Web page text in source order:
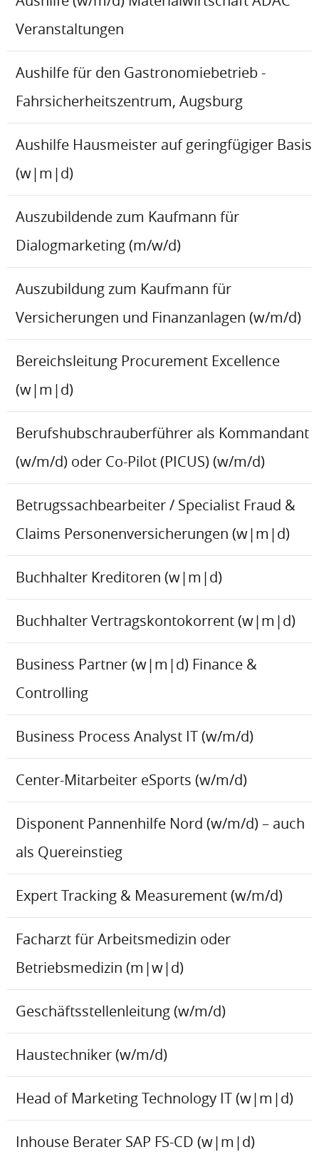
Veranstaltungen
Aushilfe für den Gastronomiebetrieb -
Fahrsicherheitszentrum, Augsburg
Aushilfe Hausmeister auf geringfügiger Basis
(w|m|d)
Auszubildende zum Kaufmann für
Dialogmarketing (m/w/d)
Auszubildung zum Kaufmann für
Versicherungen und Finanzanlagen (w/m/d)
Bereichsleitung Procurement Excellence
(w|m|d)
Berufshubschrauberführer als Kommandant
(w/m/d) oder Co-Pilot (PICUS) (w/m/d)
Betrugssachbearbeiter / Specialist Fraud &
Claims Personenversicherungen (w|m|d)
Buchhalter Kreditoren (w|m|d)
Buchhalter Vertragskontokorrent (w|m|d)
Business Partner (w|m|d) Finance &
Controlling
Business Process Analyst IT (w/m/d)
Center-Mitarbeiter eSports (w/m/d)
Disponent Pannenhilfe Nord (w/m/d) – auch
als Quereinstieg
Expert Tracking & Measurement (w/m/d)
Facharzt für Arbeitsmedizin oder
Betriebsmedizin (m|w|d)
Geschäftsstellenleitung (w/m/d)
Haustechniker (w/m/d)
Head of Marketing Technology IT (w|m|d)
Inhouse Berater SAP FS-CD (w|m|d)